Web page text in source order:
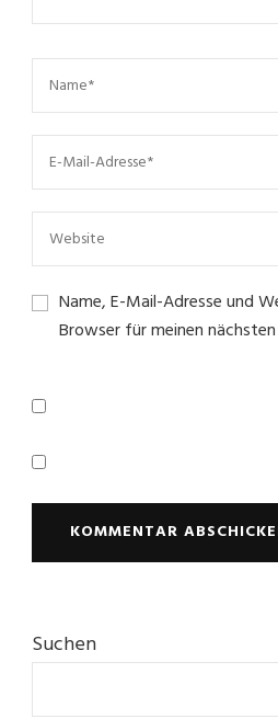
Name, E-Mail-Adresse und
Browser für meinen
Suchen